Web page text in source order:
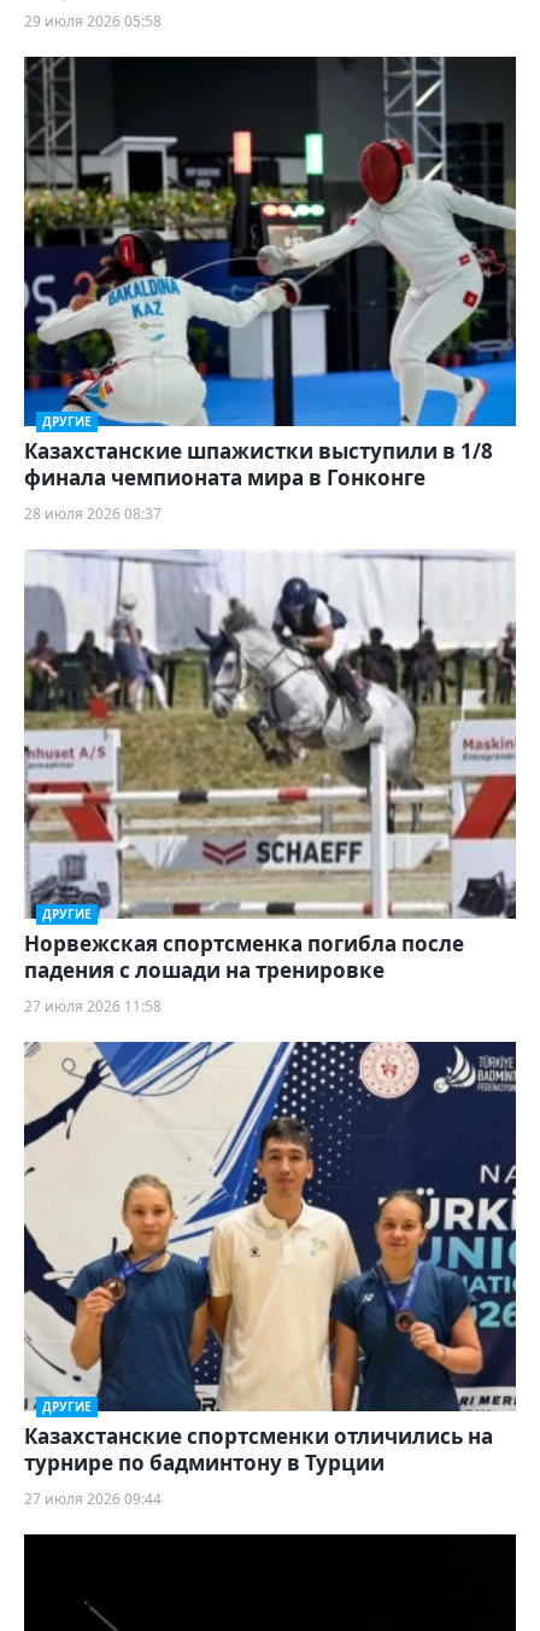
29 июля 2026 05:58
ДРУГИЕ
Казахстанские шпажистки выступили в 1/8
финала чемпионата мира в Гонконге
28 июля 2026 08:37
ДРУГИЕ
Норвежская спортсменка погибла после
падения с лошади на тренировке
27 июля 2026 11:58
ДРУГИЕ
Казахстанские спортсменки отличились на
турнире по бадминтону в Турции
27 июля 2026 09:44